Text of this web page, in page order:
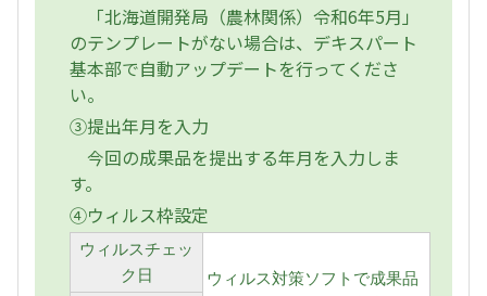
「北海道開発局（農林関係）令和6年5月」
のテンプレートがない場合は、デキスパート
基本部で自動アップデートを行ってくださ
い。
③提出年月を入力
今回の成果品を提出する年月を入力しま
す。
④ウィルス枠設定
ウィルスチェッ
ク日
ウィルス対策ソフトで成果品